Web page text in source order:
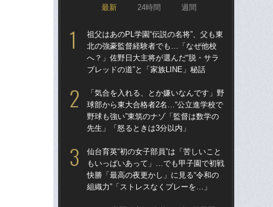
最新 24時間 週間
祖父はあのPL学園“伝説の名将”、父も東
北の強豪監督経験者でも…「なぜ他校
へ？」佐野日大主将が選んだ“脱・サラ
ブレッドの道”と「家族LINE」秘話
「気合を入れる、とか嫌いなんです」野
球部から東大合格者2名…“公立進学校で
野球も強い”東筑のナゾ「監督は数学の
先生」「怒るときは3分以内」
仙台育英“初の女子部員”は「苦しいこと
もいっぱいあって」…でも甲子園で初戦
快勝「最高の夜更かし」に見る“令和の
組織力”「ストレスなくプレーを…」